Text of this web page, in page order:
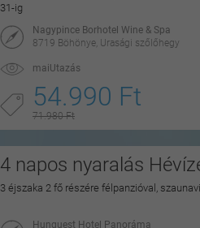
31-ig
Nagypince Borhotel Wine & Spa
8719 Böhönye, Urasági szőlőhegy
maiUtazás
54.990 Ft
71.980 Ft
4 napos nyaralás
3 éjszaka 2 fő részére félpanzióval,
Hunguest Hotel Panoráma